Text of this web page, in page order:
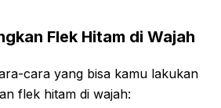
Flek Hitam di Wajah
cara yang bisa kamu lakukan
flek hitam di wajah: